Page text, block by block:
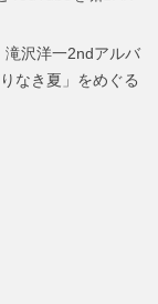
滝沢洋一2ndアルバ
なき夏」をめぐる